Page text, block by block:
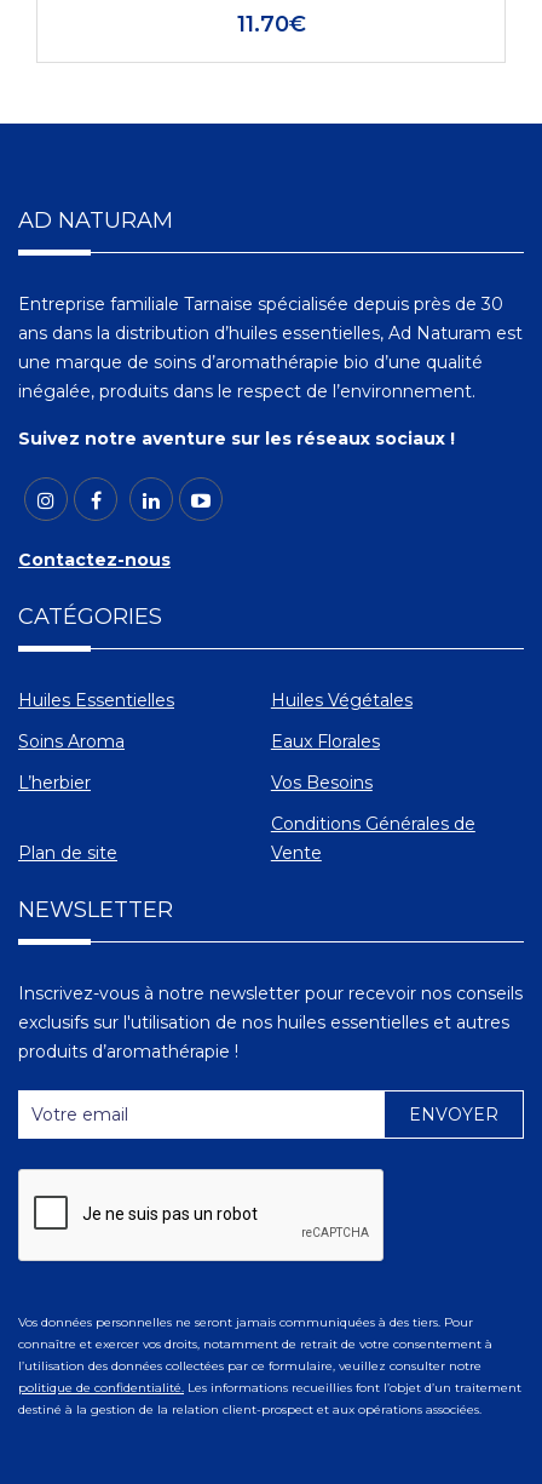
11.70€
AD NATURAM
Entreprise familiale Tarnaise spécialisée depuis près de 30
ans dans la distribution d’huiles essentielles, Ad Naturam est
une marque de soins d’aromathérapie bio d’une qualité
inégalée, produits dans le respect de l’environnement.
Suivez notre aventure sur les réseaux sociaux !
Contactez-nous
CATÉGORIES
Huiles Essentielles
Huiles Végétales
Soins Aroma
Eaux Florales
L’herbier
Vos Besoins
Plan de site
Conditions Générales de
Vente
NEWSLETTER
Inscrivez-vous à notre newsletter pour recevoir nos conseils
exclusifs sur l'utilisation de nos huiles essentielles et autres
produits d’aromathérapie !
Vos données personnelles ne seront jamais communiquées à des tiers. Pour
connaître et exercer vos droits, notamment de retrait de votre consentement à
l’utilisation des données collectées par ce formulaire, veuillez consulter notre
politique de confidentialité. Les informations recueillies font l’objet d’un traitement
destiné à la gestion de la relation client-prospect et aux opérations associées.